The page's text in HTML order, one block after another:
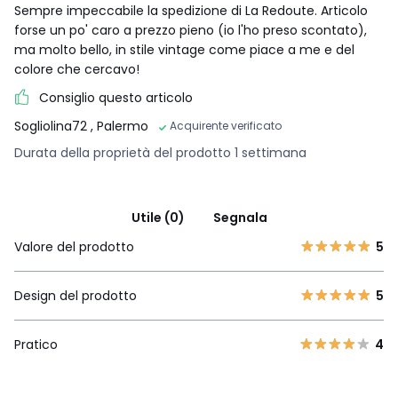
Sempre impeccabile la spedizione di La Redoute. Articolo
forse un po' caro a prezzo pieno (io l'ho preso scontato),
ma molto bello, in stile vintage come piace a me e del
colore che cercavo!
Consiglio questo articolo
Sogliolina72 , Palermo Acquirente verificato
Durata della proprietà del prodotto 1 settimana
Utile (0)
Segnala
Valore del prodotto
5
Design del prodotto 5
Pratico 4